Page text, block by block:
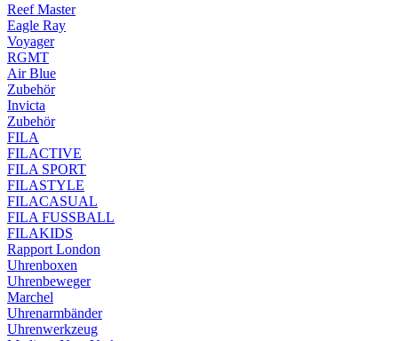
Reef Master
Eagle Ray
Voyager
RGMT
Air Blue
Zubehör
Invicta
Zubehör
FILA
FILACTIVE
FILA SPORT
FILASTYLE
FILACASUAL
FILA FUSSBALL
FILAKIDS
Rapport London
Uhrenboxen
Uhrenbeweger
Marchel
Uhrenarmbänder
Uhrenwerkzeug